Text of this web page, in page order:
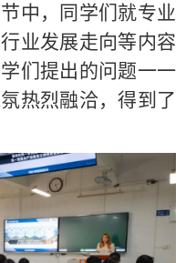
中，同学们就专业
业发展走向等内容
们提出的问题一一
热烈融洽，得到了